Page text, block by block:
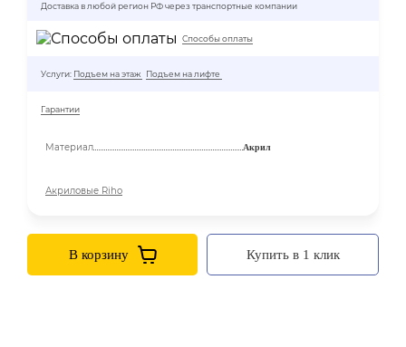
Доставка в любой регион РФ через транспортные компании
Способы оплаты
Услуги: Подъем на этаж Подъем на лифте
Гарантии
Материал Акрил
Акриловые Riho
В корзину Купить в 1 клик